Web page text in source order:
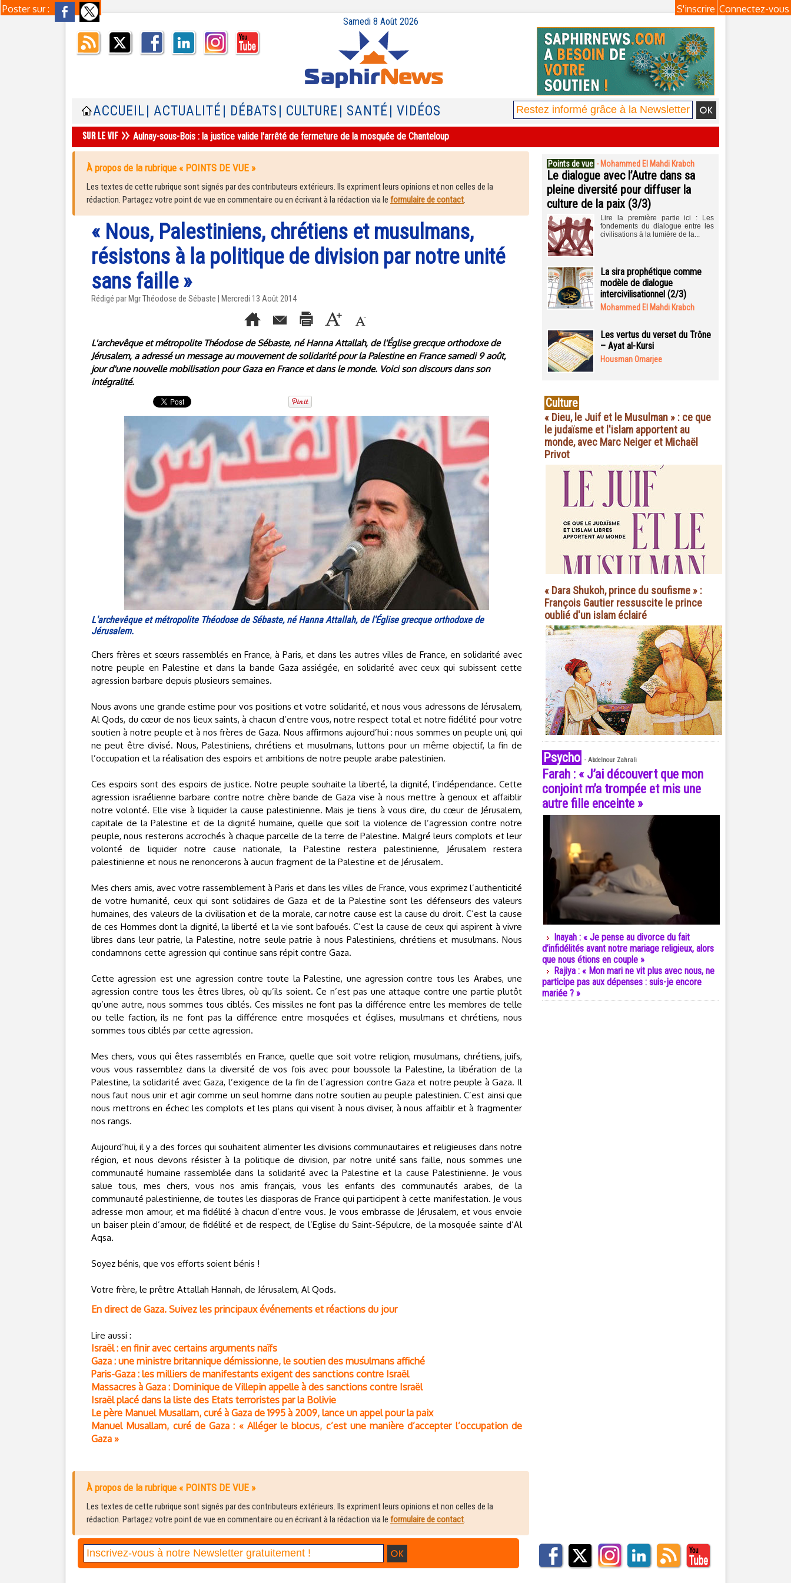
Poster sur : Connectez-vous
S'inscrire
Samedi 8 Août 2026
ACCUEIL | ACTUALITÉ | DÉBATS | CULTURE | SANTÉ | VIDÉOS
Aulnay-sous-Bois : la justice valide l'arrêté de fermeture de la mosquée de Chanteloup
À propos de la rubrique « POINTS DE VUE »
Les textes de cette rubrique sont signés par des contributeurs extérieurs. Ils expriment leurs opinions et non celles de la
rédaction. Partagez votre point de vue en commentaire ou en écrivant à la rédaction via le formulaire de contact.
« Nous, Palestiniens, chrétiens et musulmans,
résistons à la politique de division par notre unité
sans faille »
Rédigé par Mgr Théodose de Sébaste | Mercredi 13 Août 2014
L'archevêque et métropolite Théodose de Sébaste, né Hanna Attallah, de l'Église grecque orthodoxe de
Jérusalem, a adressé un message au mouvement de solidarité pour la Palestine en France samedi 9 août,
jour d'une nouvelle mobilisation pour Gaza en France et dans le monde. Voici son discours dans son
intégralité.
L'archevêque et métropolite Théodose de Sébaste, né Hanna Attallah, de l'Église grecque orthodoxe de
Jérusalem.
Chers frères et sœurs rassemblés en France, à Paris, et dans les autres villes de France, en solidarité avec
notre peuple en Palestine et dans la bande Gaza assiégée, en solidarité avec ceux qui subissent cette
agression barbare depuis plusieurs semaines.
Nous avons une grande estime pour vos positions et votre solidarité, et nous vous adressons de Jérusalem,
Al Qods, du cœur de nos lieux saints, à chacun d’entre vous, notre respect total et notre fidélité pour votre
soutien à notre peuple et à nos frères de Gaza. Nous affirmons aujourd’hui : nous sommes un peuple uni, qui
ne peut être divisé. Nous, Palestiniens, chrétiens et musulmans, luttons pour un même objectif, la fin de
l’occupation et la réalisation des espoirs et ambitions de notre peuple arabe palestinien.
Ces espoirs sont des espoirs de justice. Notre peuple souhaite la liberté, la dignité, l’indépendance. Cette
agression israélienne barbare contre notre chère bande de Gaza vise à nous mettre à genoux et affaiblir
notre volonté. Elle vise à liquider la cause palestinienne. Mais je tiens à vous dire, du cœur de Jérusalem,
capitale de la Palestine et de la dignité humaine, quelle que soit la violence de l’agression contre notre
peuple, nous resterons accrochés à chaque parcelle de la terre de Palestine. Malgré leurs complots et leur
volonté de liquider notre cause nationale, la Palestine restera palestinienne, Jérusalem restera
palestinienne et nous ne renoncerons à aucun fragment de la Palestine et de Jérusalem.
Mes chers amis, avec votre rassemblement à Paris et dans les villes de France, vous exprimez l’authenticité
de votre humanité, ceux qui sont solidaires de Gaza et de la Palestine sont les défenseurs des valeurs
humaines, des valeurs de la civilisation et de la morale, car notre cause est la cause du droit. C’est la cause
de ces Hommes dont la dignité, la liberté et la vie sont bafoués. C’est la cause de ceux qui aspirent à vivre
libres dans leur patrie, la Palestine, notre seule patrie à nous Palestiniens, chrétiens et musulmans. Nous
condamnons cette agression qui continue sans répit contre Gaza.
Cette agression est une agression contre toute la Palestine, une agression contre tous les Arabes, une
agression contre tous les êtres libres, où qu’ils soient. Ce n’est pas une attaque contre une partie plutôt
qu’une autre, nous sommes tous ciblés. Ces missiles ne font pas la différence entre les membres de telle
ou telle faction, ils ne font pas la différence entre mosquées et églises, musulmans et chrétiens, nous
sommes tous ciblés par cette agression.
Mes chers, vous qui êtes rassemblés en France, quelle que soit votre religion, musulmans, chrétiens, juifs,
vous vous rassemblez dans la diversité de vos fois avec pour boussole la Palestine, la libération de la
Palestine, la solidarité avec Gaza, l’exigence de la fin de l’agression contre Gaza et notre peuple à Gaza. Il
nous faut nous unir et agir comme un seul homme dans notre soutien au peuple palestinien. C’est ainsi que
nous mettrons en échec les complots et les plans qui visent à nous diviser, à nous affaiblir et à fragmenter
nos rangs.
Aujourd’hui, il y a des forces qui souhaitent alimenter les divisions communautaires et religieuses dans notre
région, et nous devons résister à la politique de division, par notre unité sans faille, nous sommes une
communauté humaine rassemblée dans la solidarité avec la Palestine et la cause Palestinienne. Je vous
salue tous, mes chers, vous nos amis français, vous les enfants des communautés arabes, de la
communauté palestinienne, de toutes les diasporas de France qui participent à cette manifestation. Je vous
adresse mon amour, et ma fidélité à chacun d’entre vous. Je vous embrasse de Jérusalem, et vous envoie
un baiser plein d’amour, de fidélité et de respect, de l’Eglise du Saint-Sépulcre, de la mosquée sainte d’Al
Aqsa.
Soyez bénis, que vos efforts soient bénis !
Votre frère, le prêtre Attallah Hannah, de Jérusalem, Al Qods.
En direct de Gaza. Suivez les principaux événements et réactions du jour
Lire aussi :
Israël : en finir avec certains arguments naïfs
Gaza : une ministre britannique démissionne, le soutien des musulmans affiché
Paris-Gaza : les milliers de manifestants exigent des sanctions contre Israël
Massacres à Gaza : Dominique de Villepin appelle à des sanctions contre Israël
Israël placé dans la liste des Etats terroristes par la Bolivie
Le père Manuel Musallam, curé à Gaza de 1995 à 2009, lance un appel pour la paix
Manuel Musallam, curé de Gaza : « Alléger le blocus, c’est une manière d’accepter l’occupation de
Gaza »
À propos de la rubrique « POINTS DE VUE »
Les textes de cette rubrique sont signés par des contributeurs extérieurs. Ils expriment leurs opinions et non celles de la
rédaction. Partagez votre point de vue en commentaire ou en écrivant à la rédaction via le formulaire de contact.
Points de vue - Mohammed El Mahdi Krabch
Le dialogue avec l’Autre dans sa
pleine diversité pour diffuser la
culture de la paix (3/3)
Lire la première partie ici : Les
fondements du dialogue entre les
civilisations à la lumière de la...
La sira prophétique comme
modèle de dialogue
intercivilisationnel (2/3)
Mohammed El Mahdi Krabch
Les vertus du verset du Trône
– Ayat al-Kursi
Housman Omarjee
Culture
« Dieu, le Juif et le Musulman » : ce que
le judaïsme et l'islam apportent au
monde, avec Marc Neiger et Michaël
Privot
« Dara Shukoh, prince du soufisme » :
François Gautier ressuscite le prince
oublié d'un islam éclairé
Psycho - Abdelnour Zahrali
Farah : « J’ai découvert que mon
conjoint m’a trompée et mis une
autre fille enceinte »
Inayah : « Je pense au divorce du fait
d’infidélités avant notre mariage religieux, alors
que nous étions en couple »
Rajiya : « Mon mari ne vit plus avec nous, ne
participe pas aux dépenses : suis-je encore
mariée ? »